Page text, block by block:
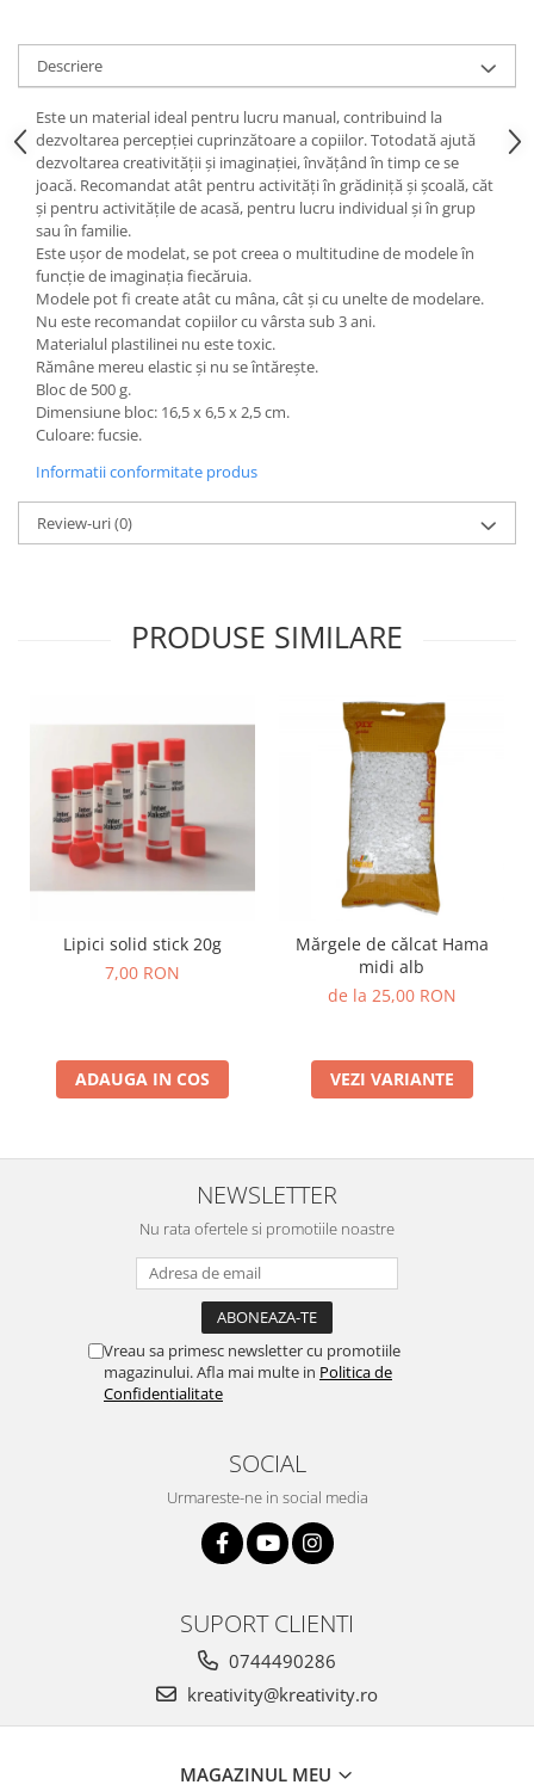
Motricitate fina
Motricitate grosiera
Recunoasterea formelor
Saltele
Trasee de motricitate
Wellness
Diverse jucarii educative
Apa si nisip
Dezvoltarea limbajului
Figurine
Mobilier gradinita
Montessori
Spații de joacă
Anatomie
Comunicare
Lumini si culori
Magnetism
Matematica
Pregătire pentru școală
Pregătirea scrierii de mână
Secventialitate
Margele HAMA MAXI
Mărgele HAMA MIDI
Perceperea timpului - TimeTimer
Stimulare auditiva
Stimulare olfactivă
Stimulare tactila
Terapie de integrare senzorială
Descriere
Este un material ideal pentru lucru manual, contribuind la
dezvoltarea percepției cuprinzătoare a copiilor. Totodată ajută
dezvoltarea creativității și imaginației, învățând în timp ce se
joacă. Recomandat atât pentru activități în grădiniță și școală, căt
și pentru activitățile de acasă, pentru lucru individual și în grup
sau în familie.
Este ușor de modelat, se pot creea o multitudine de modele în
funcție de imaginația fiecăruia.
Modele pot fi create atât cu mâna, cât și cu unelte de modelare.
Nu este recomandat copiilor cu vârsta sub 3 ani.
Materialul plastilinei nu este toxic.
Rămâne mereu elastic și nu se întărește.
Bloc de 500 g.
Dimensiune bloc: 16,5 x 6,5 x 2,5 cm.
Culoare: fucsie.
Informatii conformitate produs
Review-uri(0)
PRODUSE SIMILARE
Lipici solid stick 20g
7,00 RON
ADAUGA IN COS
Mărgele de călcat Hama
midi alb
de la 25,00 RON
VEZI VARIANTE
NEWSLETTER
Nu rata ofertele si promotiile noastre
Vreau sa primesc newsletter cu promotiile
magazinului. Afla mai multe in Politica de
Confidentialitate
SOCIAL
Urmareste-ne in social media
SUPORT CLIENTI
0744490286
kreativity@kreativity.ro
MAGAZINUL MEU